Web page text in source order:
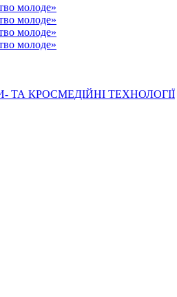
молоде»
молоде»
молоде»
молоде»
ТА КРОСМЕДІЙНІ ТЕХНОЛОГІЇ